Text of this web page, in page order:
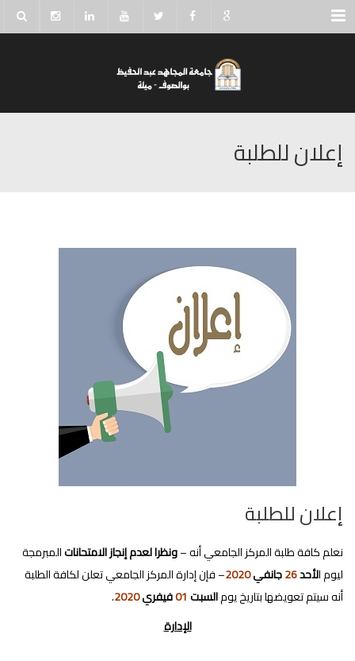
Menu
إعلان للطلبة
إعلان للطلبة
نعلم كافة طلبة المركز الجامعي أنه –ونظرا لعدم إنجاز الامتحاناتالمبرمجة
ليوم الأحد26جانفي2020– فإن إدارة المركز الجامعي تعلن لكافة الطلبة
أنه سيتم تعويضها بتاريخ يومالسبت01فيفري2020
.
الإدارة